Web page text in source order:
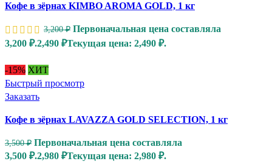
Кофе в зёрнах KIMBO AROMA GOLD, 1 кг
3,200₽ Первоначальная цена составляла
3,200 ₽.2,490 ₽Текущая цена: 2,490 ₽.
-15% ХИТ
Быстрый просмотр
Заказать
Кофе в зёрнах LAVAZZA GOLD SELECTION, 1 кг
3,500₽ Первоначальная цена составляла
3,500 ₽.2,980 ₽Текущая цена: 2,980 ₽.